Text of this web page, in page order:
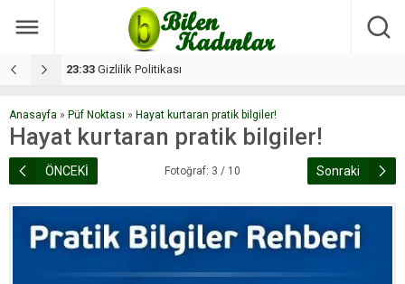
17:08 Dilan, düğününe 5 gün kala hayatını kaybetti
Anasayfa » Püf Noktası » Hayat kurtaran pratik bilgiler!
Hayat kurtaran pratik bilgiler!
ÖNCEKİ Fotoğraf: 3 / 10 Sonraki